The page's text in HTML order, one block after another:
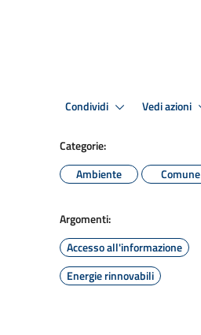
Condividi Vedi azioni
Categorie:
Ambiente
Comune
Argomenti:
Accesso all'informazione
Energie rinnovabili